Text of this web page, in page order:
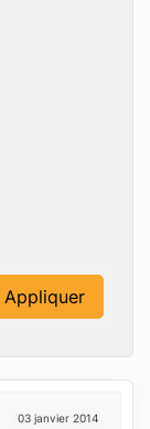
Appliquer
03 janvier 2014